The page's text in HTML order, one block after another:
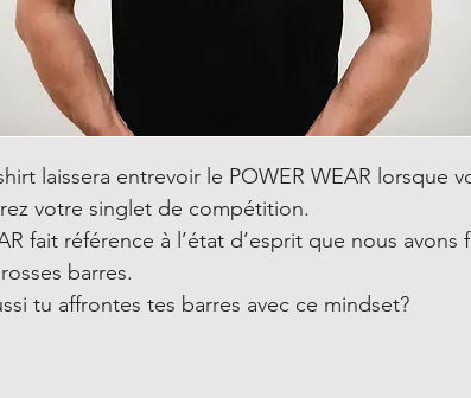
laissera entrevoir le POWER WEAR lorsque
votre singlet de compétition.
fait référence à l’état d’esprit que nous avons
barres.
tu affrontes tes barres avec ce mindset?